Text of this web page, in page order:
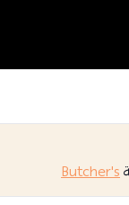
Butcher's